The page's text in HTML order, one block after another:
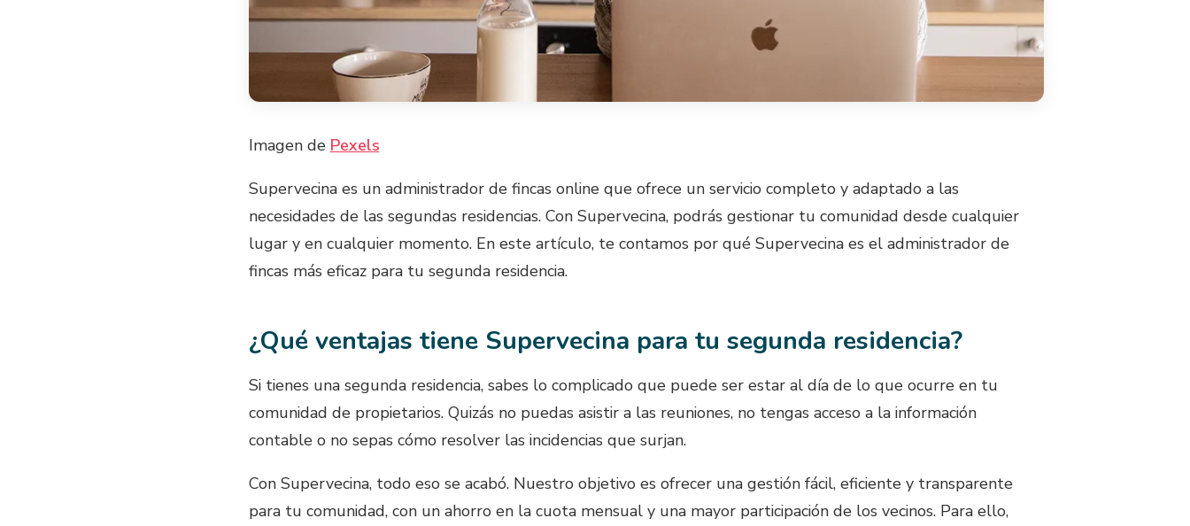
Imagen de Pexels
Supervecina es un administrador de fincas online que ofrece un servicio completo y adaptado a las
necesidades de las segundas residencias. Con Supervecina, podrás gestionar tu comunidad desde cualquier
lugar y en cualquier momento. En este artículo, te contamos por qué Supervecina es el administrador de
fincas más eficaz para tu segunda residencia.
¿Qué ventajas tiene Supervecina para tu segunda residencia?
Si tienes una segunda residencia, sabes lo complicado que puede ser estar al día de lo que ocurre en tu
comunidad de propietarios. Quizás no puedas asistir a las reuniones, no tengas acceso a la información
contable o no sepas cómo resolver las incidencias que surjan.
Con Supervecina, todo eso se acabó. Nuestro objetivo es ofrecer una gestión fácil, eficiente y transparente
para tu comunidad, con un ahorro en la cuota mensual y una mayor participación de los vecinos. Para ello,